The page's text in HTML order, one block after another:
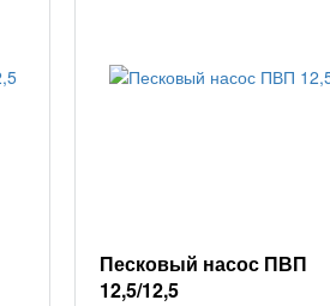
Песковый насос ПВП
12,5/12,5